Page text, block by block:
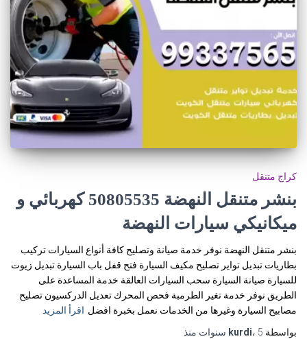
كراج متنقل
بنشر متنقل النهضة 50805535‬ كهربائي و
ميكانيكي سيارات النهضة
بنشر متنقل النهضة نوفر خدمة صيانة وتصليح كافة أنواع السيارات تركيب
بطاريات تبديل تواير تصليح مكيف السيارة فتح قفل باب السيارة تبديل زيوت
للسيارة صيانة السيارة سحب السيارات العالقة خدمة المساعدة على
الطريق نوفر خدمة تغير الطرمبة فحص المحرك تعديل الدركسيون تصليح
مصابيح السيارة وغيرها من الخدمات نعمل بخبرة افضل اقرأ المزيد
بواسطة
kurdi، 5 سنوات منذ